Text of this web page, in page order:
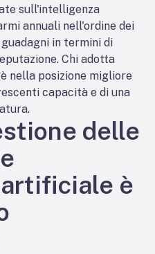
sull'intelligenza
annuali nell'ordine dei
in termini di
Chi adotta
nella posizione migliore
capacità e di una
delle
è